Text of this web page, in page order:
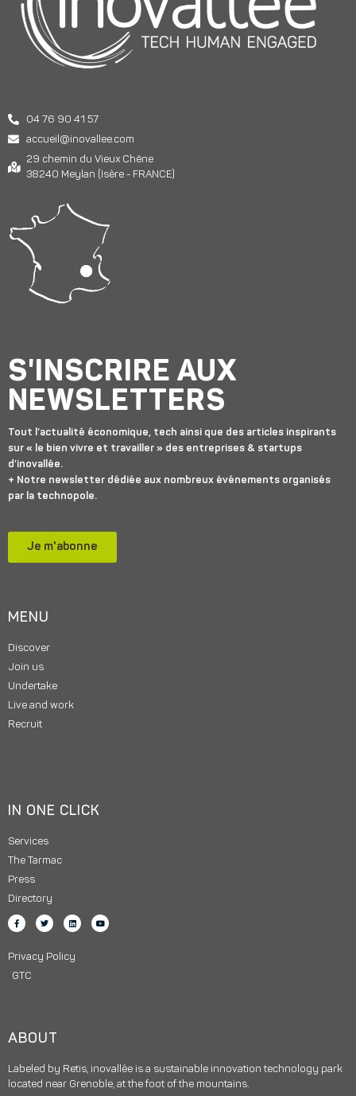
04 76 90 41 57
accueil@inovallee.com
29 chemin du Vieux Chêne
38240 Meylan (Isère - FRANCE)
S'INSCRIRE AUX
NEWSLETTERS
Tout l’actualité économique, tech ainsi que des articles inspirants
sur « le bien vivre et travailler » des entreprises & startups
d’inovallée.
+ Notre newsletter dédiée aux nombreux événements organisés
par la technopole.
Je m'abonne
MENU
Discover
Join us
Undertake
Live and work
Recruit
IN ONE CLICK
Services
The Tarmac
Press
Directory
Privacy Policy
GTC
ABOUT
Labeled by Retis, inovallée is a sustainable innovation technology park
located near Grenoble, at the foot of the mountains.